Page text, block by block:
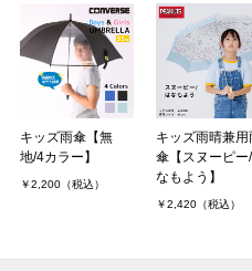
キッズ雨傘【無
地/4カラー】
￥2,200（税込）
キッズ雨晴兼用
傘【スヌーピー
なもよう】
￥2,420（税込）